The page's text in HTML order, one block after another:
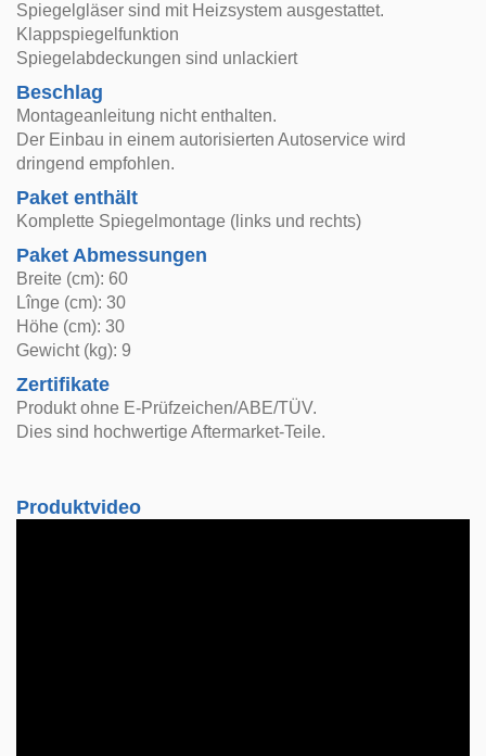
Spiegelgläser sind mit Heizsystem ausgestattet.
Klappspiegelfunktion
Spiegelabdeckungen sind unlackiert
Beschlag
Montageanleitung nicht enthalten.
Der Einbau in einem autorisierten Autoservice wird
dringend empfohlen.
Paket enthält
Komplette Spiegelmontage (links und rechts)
Paket Abmessungen
Breite (cm): 60
Lînge (cm): 30
Höhe (cm): 30
Gewicht (kg): 9
Zertifikate
Produkt ohne E-Prüfzeichen/ABE/TÜV.
Dies sind hochwertige Aftermarket-Teile.
Produktvideo